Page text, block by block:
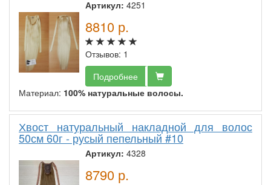
Артикул: 4251
8810 р.
Отзывов: 1
Подробнее
Материал: 100% натуральные волосы.
Хвост натуральный накладной для волос
50см 60г - русый пепельный #10
Артикул: 4328
8790 р.